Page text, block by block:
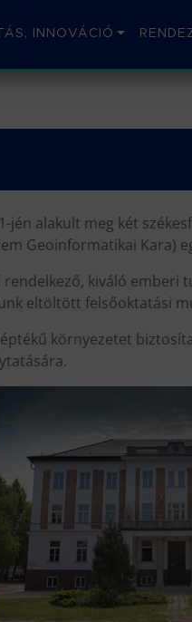
INNOVÁCIÓ
jén alakult meg két
Geoinformatikai Kara)
kiváló emberi
eltöltött felsőoktatási
környezetet